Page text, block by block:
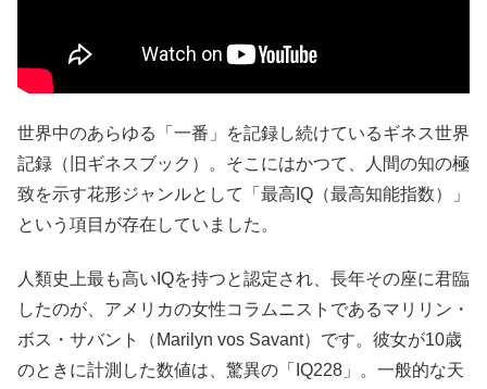
世界中のあらゆる「一番」を記録し続けているギネス世界
記録（旧ギネスブック）。そこにはかつて、人間の知の極
致を示す花形ジャンルとして「最高IQ（最高知能指数）」
という項目が存在していました。
人類史上最も高いIQを持つと認定され、長年その座に君臨
したのが、アメリカの女性コラムニストであるマリリン・
ボス・サバント（Marilyn vos Savant）です。彼女が10歳
のときに計測した数値は、驚異の「IQ228」。一般的な天